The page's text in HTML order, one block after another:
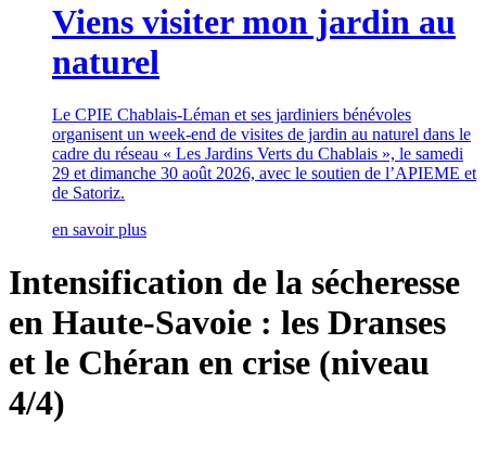
Viens visiter mon jardin au
naturel
Le CPIE Chablais-Léman et ses jardiniers bénévoles
organisent un week-end de visites de jardin au naturel dans le
cadre du réseau « Les Jardins Verts du Chablais », le samedi
29 et dimanche 30 août 2026, avec le soutien de l’APIEME et
de Satoriz.
en savoir plus
Intensification de la sécheresse
en Haute-Savoie : les Dranses
et le Chéran en crise (niveau
4/4)